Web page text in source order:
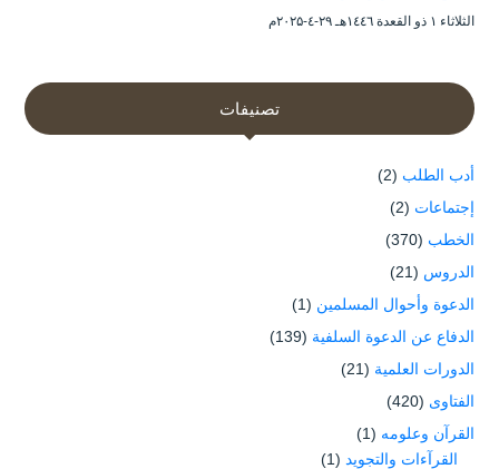
الثلاثاء ۱ ذو القعدة ۱٤٤٦هـ ۲۹-٤-۲۰۲۵م
تصنيفات
أدب الطلب (2)
إجتماعات (2)
الخطب (370)
الدروس (21)
الدعوة وأحوال المسلمين (1)
الدفاع عن الدعوة السلفية (139)
الدورات العلمية (21)
الفتاوى (420)
القرآن وعلومه (1)
القرآءات والتجويد (1)